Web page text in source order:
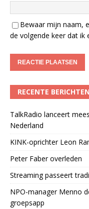
Bewaar mijn naam,
de volgende keer dat ik
RECENTE BERICHTEN
TalkRadio lanceert
Nederland
KINK-oprichter Leon
Peter Faber overleden
Streaming passeert
NPO-manager Menno
groepsapp